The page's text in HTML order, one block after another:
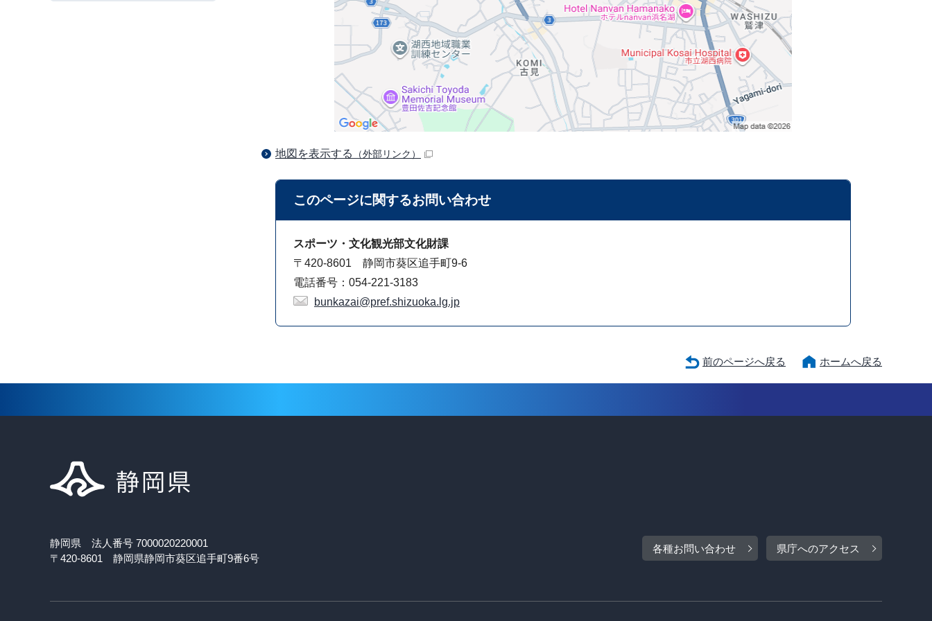
地図を表示する （外部リンク）
このページに関するお問い合わせ
スポーツ・文化観光部文化財課
〒420-8601 静岡市葵区追手町9-6
電話番号：054-221-3183
bunkazai@pref.shizuoka.lg.jp
前のページへ戻る ホームへ戻る
静岡県 法人番号 7000020220001
〒420-8601 静岡県静岡市葵区追手町9番6号
各種お問い合わせ 県庁へのアクセス